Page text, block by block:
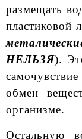
размещать
пластиковой
НЕЛЬЗЯ).
обмен
организме.
Остальную